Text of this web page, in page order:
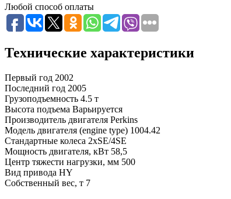
Любой способ оплаты
Технические характеристики
Первый год 2002
Последний год 2005
Грузоподъемность 4.5 т
Высота подъема Варьируется
Производитель двигателя Perkins
Модель двигателя (engine type) 1004.42
Стандартные колеса 2xSE/4SE
Мощность двигателя, кВт 58,5
Центр тяжести нагрузки, мм 500
Вид привода HY
Собственный вес, т 7